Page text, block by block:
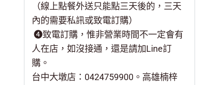
（線上點餐外送只能點三天後的，三天
內的需要私訊或致電訂購）
❹致電訂購，惟非營業時間不一定會有
人在店，如沒接通，還是請加Line訂
購。
台中大墩店：0424759900。高雄楠梓